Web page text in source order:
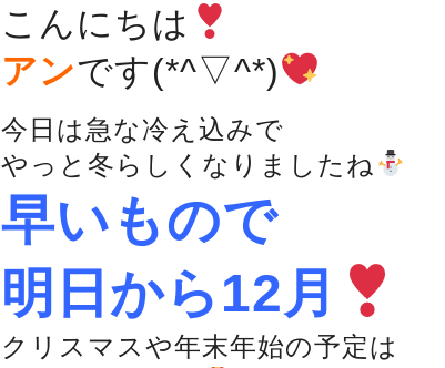
こんにちは
アンです(*^▽^*)
今日は急な冷え込みで
やっと冬らしくなりましたね
早いもので
明日から12月
クリスマスや年末年始の予定は